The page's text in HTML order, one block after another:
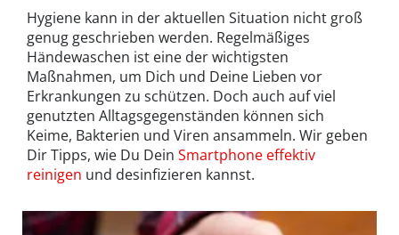
Hygiene kann in der aktuellen Situation nicht groß
genug geschrieben werden. Regelmäßiges
Händewaschen ist eine der wichtigsten
Maßnahmen, um Dich und Deine Lieben vor
Erkrankungen zu schützen. Doch auch auf viel
genutzten Alltagsgegenständen können sich
Keime, Bakterien und Viren ansammeln. Wir geben
Dir Tipps, wie Du Dein Smartphone effektiv
reinigen und desinfizieren kannst.